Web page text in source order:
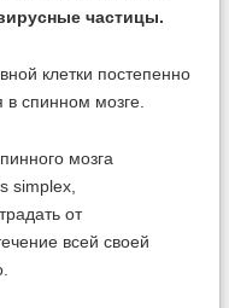
частицы.
мозга
simplex,
от
всей своей